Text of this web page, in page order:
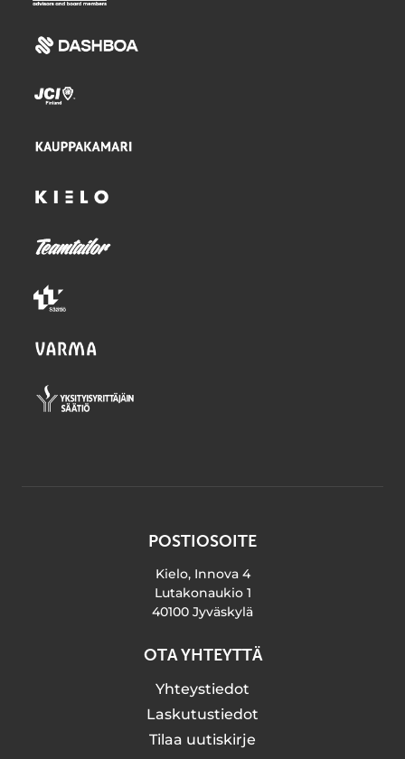
POSTIOSOITE
Kielo, Innova 4
Lutakonaukio 1
40100 Jyväskylä
OTA YHTEYTTÄ
Yhteystiedot
Laskutustiedot
Tilaa uutiskirje